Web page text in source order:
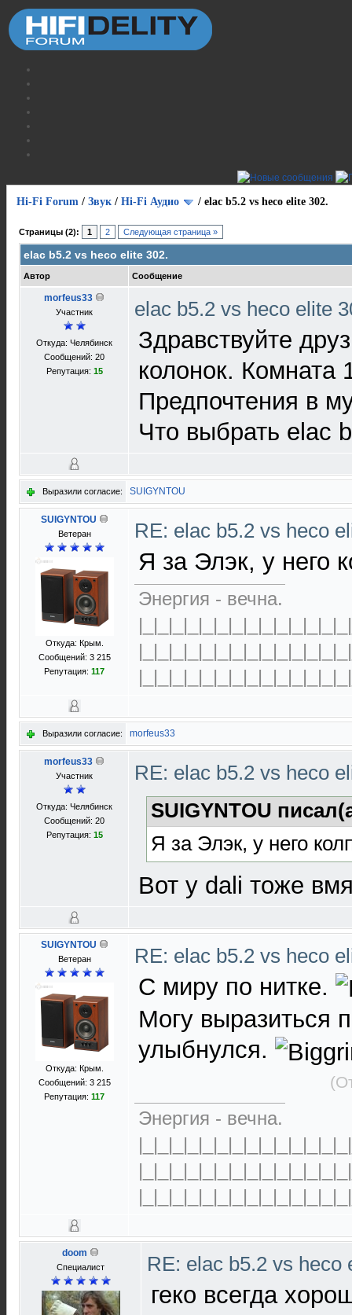
Hi-Fi Forum / Звук / Hi-Fi Аудио / elac b5.2 vs heco elite 302.
Страницы (2): 1 2 Следующая страница »
elac b5.2 vs heco elite 302.
Автор Сообщение
morfeus33
Участник
Откуда: Челябинск
Сообщений: 20
Репутация: 15
elac b5.2 vs heco elite
Здравствуйте
колонок. Комната
Предпочтения в
Что выбрать elac
Выразили согласие: SUIGYNTOU
SUIGYNTOU
Ветеран
Откуда: Крым.
Сообщений: 3 215
Репутация: 117
RE: elac b5.2 vs heco
Я за Элэк, у него
Энергия - вечна.
Выразили согласие: morfeus33
morfeus33
Участник
Откуда: Челябинск
Сообщений: 20
Репутация: 15
RE: elac b5.2 vs heco
SUIGYNTOU
Я за Элэк, у него
Вот у dali тоже
SUIGYNTOU
Ветеран
Откуда: Крым.
Сообщений: 3 215
Репутация: 117
RE: elac b5.2 vs heco
С миру по нитке.
Могу выразиться
улыбнулся.
Энергия - вечна.
doom
Специалист RE: elac b5.2 vs heco
геко всегда